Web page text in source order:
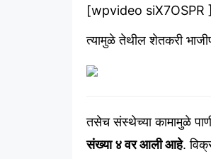
[wpvideo siX7OSPR ]
त्यामुळे तेथील शेतकरी
तसेच संस्थेच्या कामामुळे
संख्या ४वरआलीआहे.